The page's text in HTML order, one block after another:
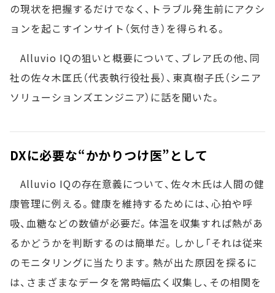
の現状を把握するだけでなく、トラブル発生前にアクシ
ョンを起こすインサイト（気付き）を得られる。
Alluvio IQの狙いと概要について、ブレア氏の他、同
社の佐々木匡氏（代表執行役社長）、東真樹子氏（シニア
ソリューションズエンジニア）に話を聞いた。
DXに必要な“かかりつけ医”として
Alluvio IQの存在意義について、佐々木氏は人間の健
康管理に例える。健康を維持するためには、心拍や呼
吸、血糖などの数値が必要だ。体温を収集すれば熱があ
るかどうかを判断するのは簡単だ。しかし「それは従来
のモニタリングに当たります。熱が出た原因を探るに
は、さまざまなデータを常時幅広く収集し、その相関を